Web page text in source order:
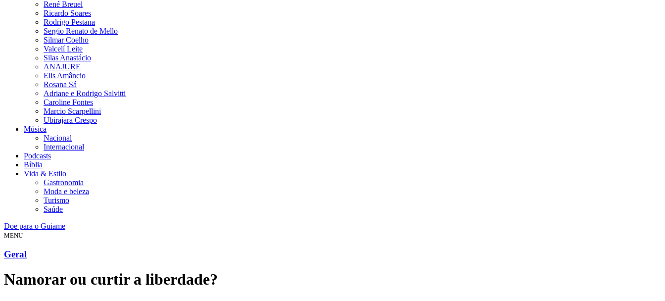
René Breuel
Ricardo Soares
Rodrigo Pestana
Sergio Renato de Mello
Silmar Coelho
Valcelí Leite
Silas Anastácio
ANAJURE
Elis Amâncio
Rosana Sá
Adriane e Rodrigo Salvitti
Caroline Fontes
Marcio Scarpellini
Ubirajara Crespo
Música
Nacional
Internacional
Podcasts
Bíblia
Vida & Estilo
Gastronomia
Moda e beleza
Turismo
Saúde
Doe para o Guiame
MENU
Geral
Namorar ou curtir a liberdade?